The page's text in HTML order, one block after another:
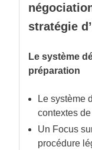
stratégie
Le système
préparation
Le système
contextes
Un Focus
procédure